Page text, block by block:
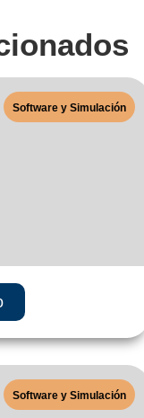
Software y Simulación
Software y Simulación